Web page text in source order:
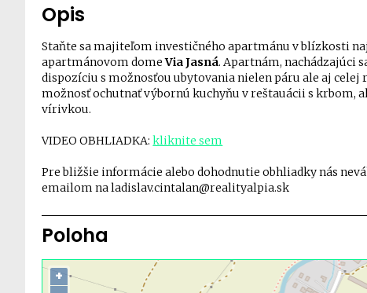
Opis
Staňte sa majiteľom investičného apartmánu v blízkosti
apartmánovom domeVia Jasná. Apartnám, nachádzajúci
dispozíciu s možnosťou ubytovania nielen páru ale aj
možnosť ochutnať výbornú kuchyňu v reštauácii s krbom,
vírivkou.
VIDEO OBHLIADKA:kliknite sem
Pre bližšie informácie alebo dohodnutie obhliadky nás
emailom na ladislav.cintalan@realityalpia.sk
Poloha
+